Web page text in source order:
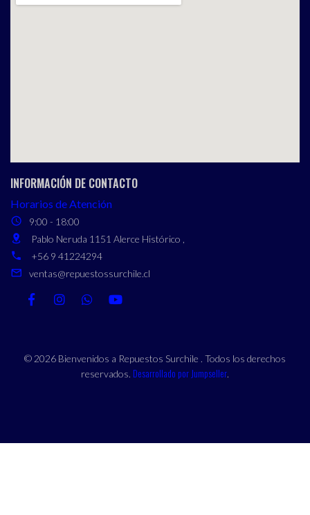
INFORMACIÓN DE CONTACTO
Horarios de Atención
9:00 - 18:00
Pablo Neruda 1151 Alerce Histórico ,
+56 9 41224294
ventas@repuestossurchile.cl
© 2026 Bienvenidos a Repuestos Surchile . Todos los derechos
reservados. Desarrollado por Jumpseller.